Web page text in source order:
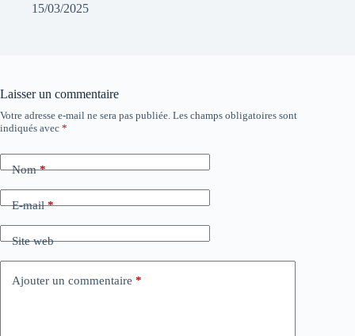
15/03/2025
Laisser un commentaire
Votre adresse e-mail ne sera pas publiée. Les champs obligatoires sont
indiqués avec *
Nom*
E-mail*
Site web
Ajouter un commentaire *